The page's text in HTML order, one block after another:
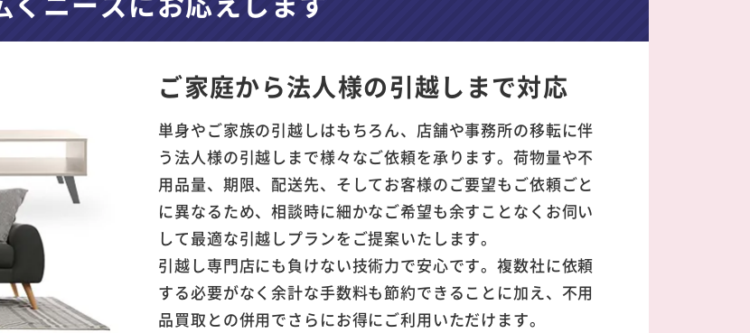
ご家庭から法人様の引越しまで対応
単身やご家族の引越しはもちろん、店舗や事務所の移転に伴
う法人様の引越しまで様々なご依頼を承ります。荷物量や不
用品量、期限、配送先、そしてお客様のご要望もご依頼ごと
に異なるため、相談時に細かなご希望も余すことなくお伺い
して最適な引越しプランをご提案いたします。
引越し専門店にも負けない技術力で安心です。複数社に依頼
する必要がなく余計な手数料も節約できることに加え、不用
品買取との併用でさらにお得にご利用いただけます。